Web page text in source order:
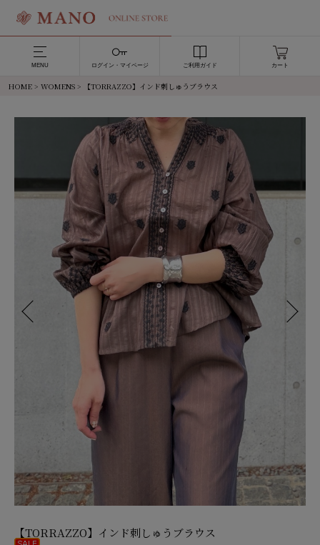
MENU ログイン・マイページ ご利用ガイド カート
HOME > WOMENS > 【TORRAZZO】インド刺しゅうブラウス
【TORRAZZO】インド刺しゅうブラウス